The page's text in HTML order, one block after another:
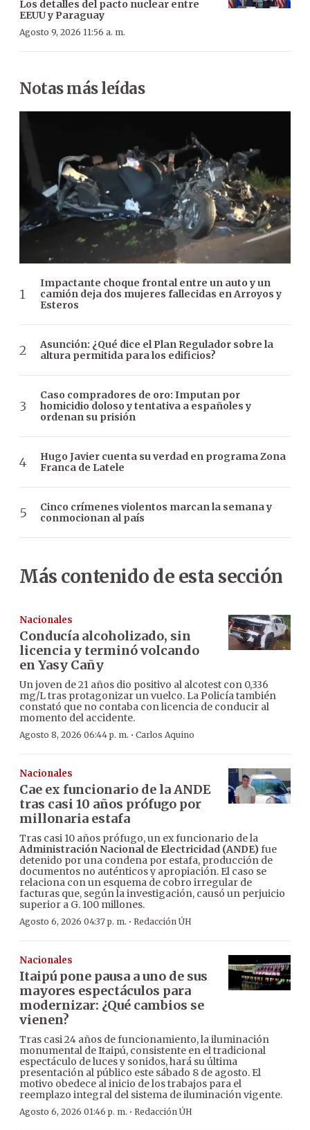
Los detalles del pacto nuclear entre
EEUU y Paraguay
Agosto 9, 2026 11:56 a. m.
Notas más leídas
Impactante choque frontal entre un auto y un
camión deja dos mujeres fallecidas en Arroyos y
Esteros
Asunción: ¿Qué dice el Plan Regulador sobre la
altura permitida para los edificios?
Caso compradores de oro: Imputan por
homicidio doloso y tentativa a españoles y
ordenan su prisión
Hugo Javier cuenta su verdad en programa Zona
Franca de Latele
Cinco crímenes violentos marcan la semana y
conmocionan al país
Más contenido de esta sección
Nacionales
Conducía alcoholizado, sin
licencia y terminó volcando
en Yasy Cañy
Un joven de 21 años dio positivo al alcotest con 0,336
mg/L tras protagonizar un vuelco. La Policía también
constató que no contaba con licencia de conducir al
momento del accidente.
Agosto 8, 2026 06:44 p. m. · Carlos Aquino
Nacionales
Cae ex funcionario de la ANDE
tras casi 10 años prófugo por
millonaria estafa
Tras casi 10 años prófugo, un ex funcionario de la
Administración Nacional de Electricidad (ANDE)fue
detenido por una condena por estafa, producción de
documentos no auténticos y apropiación. El caso se
relaciona con un esquema de cobro irregular de
facturas que, según la investigación, causó un perjuicio
superior a G. 100 millones.
Agosto 6, 2026 04:37 p. m. · Redacción ÚH
Nacionales
Itaipú pone pausa a uno de sus
mayores espectáculos para
modernizar: ¿Qué cambios se
vienen?
Tras casi 24 años de funcionamiento, la iluminación
monumental de Itaipú, consistente en el tradicional
espectáculo de luces y sonidos, hará su última
presentación al público este sábado 8 de agosto. El
motivo obedece al inicio de los trabajos para el
reemplazo integral del sistema de iluminación vigente.
Agosto 6, 2026 01:46 p. m. · Redacción ÚH